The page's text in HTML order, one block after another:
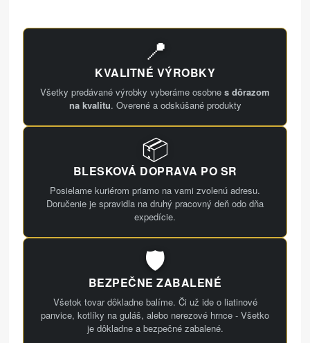
📍
KVALITNÉ VÝROBKY
Všetky predávané výrobky vyberáme osobne s dôrazom
na kvalitu. Overené a odskúšané produkty
📦
BLESKOVÁ DOPRAVA PO SR
Posielame kuriérom priamo na vami zvolenú adresu.
Doručenie je spravidla na druhý pracovný deň odo dňa
expedície.
🛡️
BEZPEČNE ZABALENÉ
Všetok tovar dôkladne balíme. Či už ide o liatinové
panvice, kotlíky na guláš, alebo nerezové hrnce - Všetko
je dôkladne a bezpečné zabalené.